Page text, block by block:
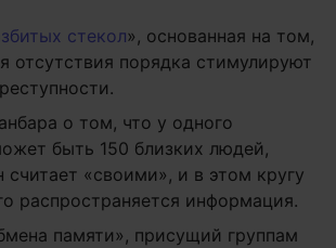
стекол», основанная на том,
отсутствия порядка стимулируют
о том, что у одного
быть 150 близких людей,
считает «своими», и в этом кругу
распространяется информация.
памяти», присущий группам